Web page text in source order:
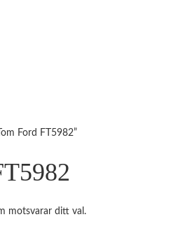
Ford FT5982”
motsvarar ditt val.